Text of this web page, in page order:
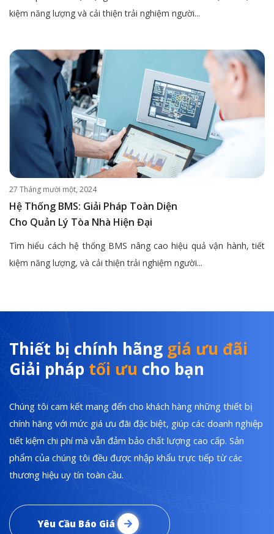
kiệm năng lượng và cải thiện trải nghiệm người...
27 Tháng mười một, 2024
Hệ Thống BMS: Giải Pháp Toàn Diện
Cho Quản Lý Tòa Nhà Hiện Đại
Tìm hiểu cách hệ thống BMS nâng cao hiệu quả vận hành, tiết
kiệm năng lượng, và cải thiện trải nghiệm người...
Thiết bị chính hãng giá ưu đãi
Giải pháp tối ưu cho bạn
Chúng tôi cam kết mang đến cho khách hàng những thiết bị
chính hãng với mức giá ưu đãi đặc biệt, giúp các doanh nghiệp
tiết kiệm chi phí mà vẫn đảm bảo chất lượng cao cấp. Sản
phẩm của chúng tôi đều được nhập khẩu trực tiếp từ các
thương hiệu uy tín toàn cầu.
Yêu Cầu Báo Giá